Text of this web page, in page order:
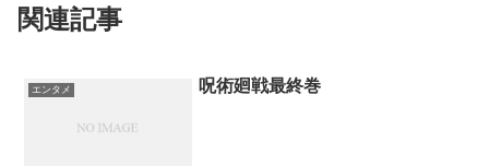
関連記事
エンタメ 呪術廻戦最終巻